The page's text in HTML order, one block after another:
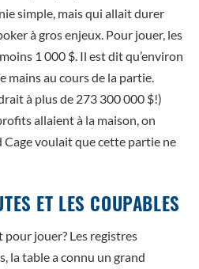
simple, mais qui allait durer
à gros enjeux. Pour jouer, les
1 000 $. Il est dit qu’environ
mains au cours de la partie.
à plus de 273 300 000 $!)
allaient à la maison, on
voulait que cette partie ne
ET LES COUPABLES
pour jouer? Les registres
la table a connu un grand